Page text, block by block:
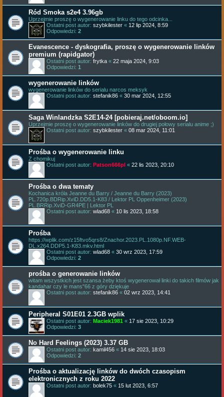
Ród Smoka s2e4 3.96gb
Uprzejmie proszę o wygenerowanie linku do tego odcinka...
Ostatni post autor: szybkilester « 12 lip 2024, 8:59
Odpowiedzi: 2
Evanescence - dyskografia, proszę o wygenerowanie linków
premium (rapidgator)
Ostatni post autor: frytka « 22 maja 2024, 9:03
Odpowiedzi: 1
wygenerowanie linków
wygenerowanie linków do serialu narcos meksyk
Ostatni post autor: stefanik86 « 30 mar 2024, 12:55
Saga Winlandzka S2E14-24 [pobieraj.net/oboom.io]
Uprzejmie proszę o wygenerowanie linków do drugiej połowy serialu anime ;)
Ostatni post autor: szybkilester « 08 mar 2024, 11:01
Prośba o wygenerowanie linku
Z chomikuj
Ostatni post autor: Patson666pl « 22 lis 2023, 20:10
Prośba o dwa tematy
Kochanica króla Jeanne du Barry / Jeanne du Barry (2023)
PL.720p.BDRip.XviD.DD5.1-K83 / Lektor PL Oppenheimer (2023)
PL.BRRip.XviD-GR4PE | Lektor PL
Ostatni post autor: wlad68 « 10 lis 2023, 18:58
Prośba
https://wplik.com/z15ftvo5qrs8/Znachor.2023.PL.1080p.NF.WEB-
DL.x264.DDP5.1-K83.mkv.html
Ostatni post autor: wlad68 « 30 wrz 2023, 17:59
Odpowiedzi: 2
prośba o generowanie linków
witam wszystkich jest szansa żeby ktoś wygenerował linki do takich filmów jak
kandahar czy le mans"66 z góry dziękuje
Ostatni post autor: stefanik86 « 02 wrz 2023, 14:41
Peripheral S01E01 2.3GB wplik
Ostatni post autor: Maciek1981 « 17 sie 2023, 10:29
Odpowiedzi: 3
No Hard Feelings (2023) 3.37 GB
Ostatni post autor: kamil456 « 14 sie 2023, 18:03
Odpowiedzi: 2
Prośba o aktualizację linków do dwóch czasopism
elektronicznych z roku 2022
Ostatni post autor: bolek75 « 15 lut 2023, 6:57